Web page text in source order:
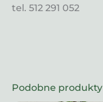
tel. 512 291 052
Podobne produkty